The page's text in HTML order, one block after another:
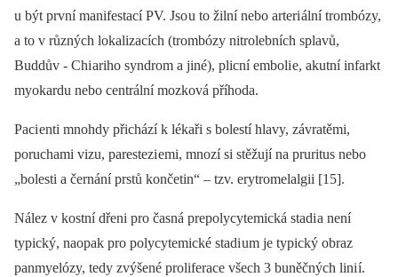
u být první manifestací PV. Jso u to žilní nebo arteri ální trombózy,
a to v různých lokalizacích (trombózy nitrolebních splavů,
Buddův -⁠ Chi ariho syndrom a jiné), plicní emboli e, akutní infarkt
myokardu nebo centrální mozková příhoda.
Paci enti mnohdy přichází k lékaři s bolestí hlavy, závratěmi,
poruchami vizu, parestezi emi, mnozí si stěžují na pruritus nebo
„bolesti a černání prstů končetin“ –⁠ tzv. erytromelalgii [15].
Nález v kostní dřeni pro časná prepolycytemická stadi a není
typický, naopak pro polycytemické stadi um je typický obraz
panmyelózy, tedy zvýšené proliferace všech 3 buněčných lini í.